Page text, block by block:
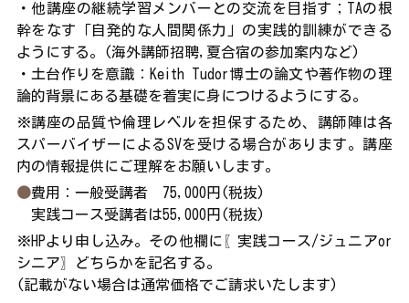
・他講座の継続学習メンバーとの交流を目指す；TAの根
幹をなす「自発的な人間関係力」の実践的訓練ができる
ようにする。(海外講師招聘,夏合宿の参加案内など)
・土台作りを意識：Keith Tudor博士の論文や著作物の理
論的背景にある基礎を着実に身につけるようにする。
※講座の品質や倫理レベルを担保するため、講師陣は各
スパーバイザーによるSVを受ける場合があります。講座
内の情報提供にご理解をお願いします。
●費用：一般受講者　75,000円(税抜)
実践コース受講者は55,000円(税抜)
※HPより申し込み。その他欄に〖実践コース/ジュニアor
シニア〗どちらかを記名する。
(記載がない場合は通常価格でご請求いたします)